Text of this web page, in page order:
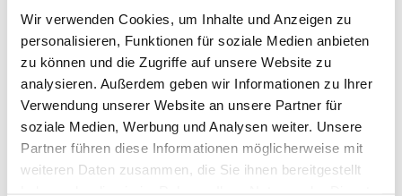
Wir verwenden Cookies, um Inhalte und Anzeigen zu
personalisieren, Funktionen für soziale Medien anbieten
zu können und die Zugriffe auf unsere Website zu
analysieren. Außerdem geben wir Informationen zu Ihrer
Verwendung unserer Website an unsere Partner für
soziale Medien, Werbung und Analysen weiter. Unsere
Partner führen diese Informationen möglicherweise mit
weiteren Daten zusammen, die Sie ihnen bereitgestellt
STK Warenkorb
Auf Lager
Lager anzeigen
Print
PRODUKTBESCHREIBUNG